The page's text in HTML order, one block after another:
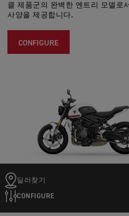
클 제품군의 완벽한 엔트리 모델로
사양을 제공합니다.
CONFIGURE
딜러찾기
CONFIGURE